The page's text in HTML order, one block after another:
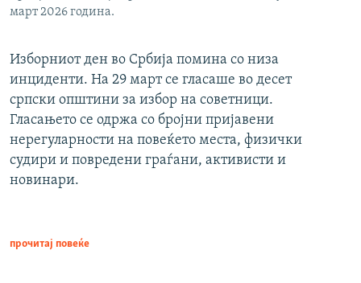
март 2026 година.
Изборниот ден во Србија помина со низа
инциденти. На 29 март се гласаше во десет
српски општини за избор на советници.
Гласањето се одржа со бројни пријавени
нерегуларности на повеќето места, физички
судири и повредени граѓани, активисти и
новинари.
прочитај повеќе